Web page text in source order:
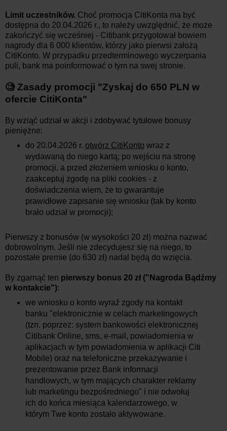
Limit uczestników. Choć promocja CitiKonta ma być
dostępna do 20.04.2026 r., to należy uwzględnić, że może
zakończyć się wcześniej - Citibank przygotował bowiem
nagrody dla 6 000 klientów, którzy jako pierwsi założą
CitiKonto. W przypadku przedterminowego wyczerpania
puli, bank ma poinformować o tym na swej stronie.
🧐 Zasady promocji "Zyskaj do 650 PLN w
ofercie CitiKonta"
By wziąć udział w akcji i zdobywać tytułowe bonusy
pieniężne:
do 20.04.2026 r. otwórz CitiKonto wraz z
wydawaną do niego kartą; po wejściu na stronę
promocji, a przed złożeniem wniosku o konto,
zaakceptuj zgodę na pliki cookies - z
doświadczenia wiem, że to gwarantuje
prawidłowe zapisanie się wniosku (tak by konto
brało udział w promocji);
Pierwszy z bonusów (w wysokości 20 zł) można nazwać
dobrowolnym. Jeśli nie zdecydujesz się na niego, to
pozostałe premie (do 630 zł) nadal będą do wzięcia.
By zgarnąć ten pierwszy bonus 20 zł ("Nagroda Bądźmy
w kontakcie"):
we wniosku o konto wyraź zgody na kontakt
banku "elektronicznie w celach marketingowych
(tzn. poprzez: system bankowości elektronicznej
Citibank Online, sms, e-mail, powiadomienia w
aplikacjach w tym powiadomienia w aplikacji Citi
Mobile) oraz na telefoniczne przekazywanie i
prezentowanie przez Bank informacji
handlowych, w tym mających charakter reklamy
lub marketingu bezpośredniego" i nie odwołuj
ich do końca miesiąca kalendarzowego, w
którym Twe konto zostało aktywowane.